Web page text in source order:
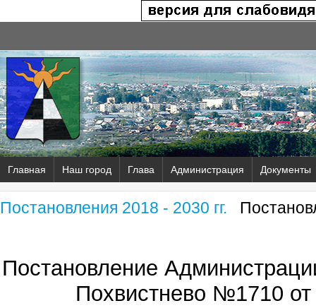
Главная Наш город Глава Администрация Документы
Постановления 2018 - 2030 гг.
Постановление
Похвистнево №1710 от